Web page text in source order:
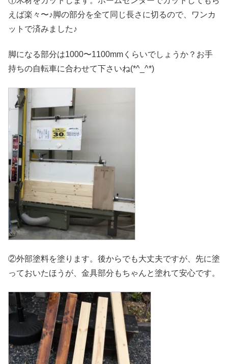
えば楽々〜♪脚の部分を全て同じ長さに切るので、ワンカ
ットで済みました♪
脚になる部分は1000〜1100mmくらいでしょうか？お手
持ちの自転車に合わせて下さいね(*^_^*)
②外部塗料を塗ります。後からでも大丈夫ですが、先に塗
っておいたほうが、金具部分もちゃんと塗れて安心です。